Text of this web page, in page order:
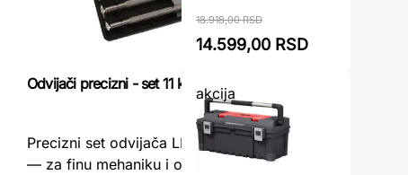
Odvijači precizni - set 11 komada LEVIOR
Precizni set odvijača LEVIOR 11 komada
— za finu mehaniku i optikuSet preciznih
18.918,00 RSD
14.599,00 RSD
akcija